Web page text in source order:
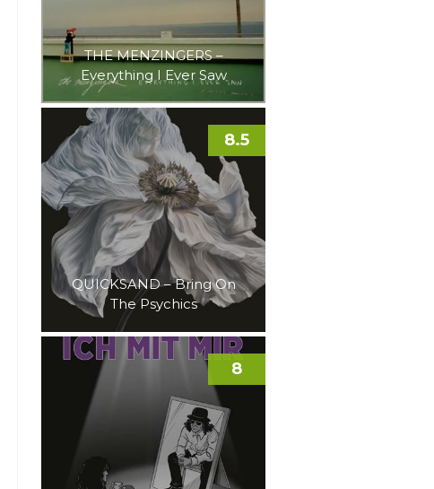
THE MENZINGERS –
Everything I Ever Saw
QUICKSAND – Bring On
The Psychics
8.5
8